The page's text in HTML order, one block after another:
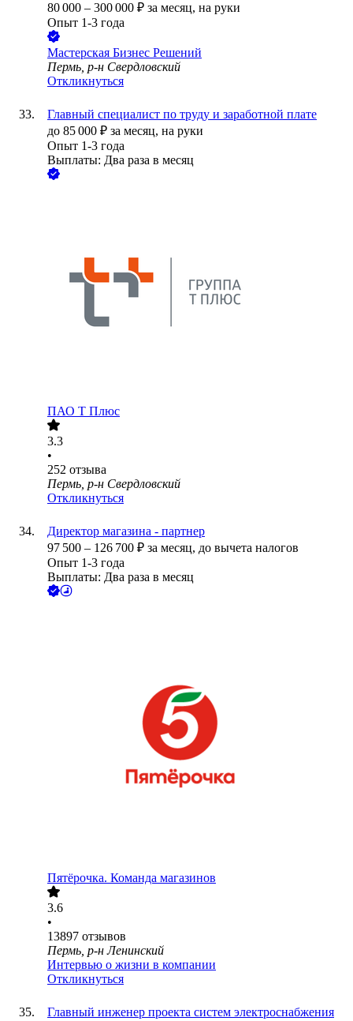
80 000 – 300 000 ₽ за месяц, на руки
Опыт 1-3 года
Мастерская Бизнес Решений
Пермь, р-н Свердловский
Откликнуться
Главный специалист по труду и заработной плате
до 85 000 ₽ за месяц, на руки
Опыт 1-3 года
Выплаты: Два раза в месяц
ПАО Т Плюс
3.3
•
252 отзыва
Пермь, р-н Свердловский
Откликнуться
Директор магазина - партнер
97 500 – 126 700 ₽ за месяц, до вычета налогов
Опыт 1-3 года
Выплаты: Два раза в месяц
Пятёрочка. Команда магазинов
3.6
•
13897 отзывов
Пермь, р-н Ленинский
Интервью о жизни в компании
Откликнуться
Главный инженер проекта систем электроснабжения